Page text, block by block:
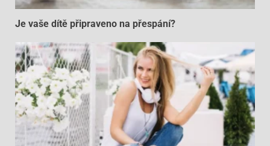
Je vaše dítě připraveno na přespání?